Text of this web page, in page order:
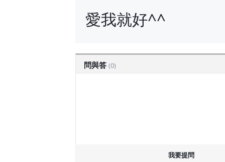
愛我就好^^
問與答 (0)
我要提問